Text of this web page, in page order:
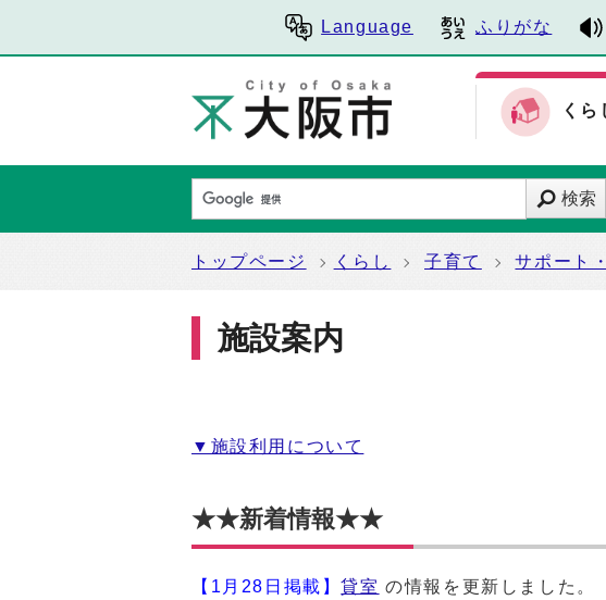
Language ふりがな
くら
検索
トップページ くらし 子育て サポート
施設案内
▼施設利用について
★★新着情報★★
【1月28 日掲載】貸室 の情報を更新しました。